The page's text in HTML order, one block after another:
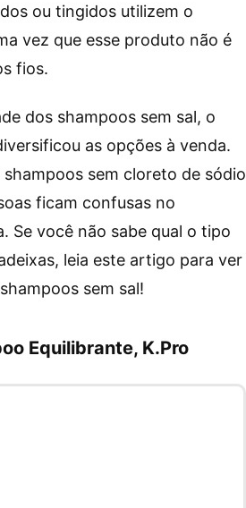
ou tingidos utilizem o
vez que esse produto não é
fios.
dos shampoos sem sal, o
as opções à venda.
sem cloreto de sódio
ficam confusas no
Se você não sabe qual o tipo
leia este artigo para ver
sem sal!
Equilibrante, K.Pro